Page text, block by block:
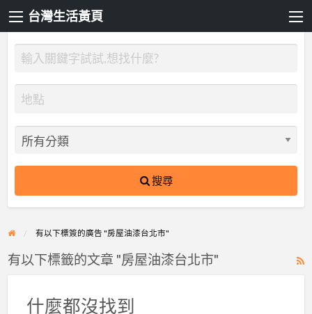
台灣生活黃頁
搜尋
有以下標簽的廣告 "房屋油漆台北市"
有以下標籤的文章 "房屋油漆台北市"
什麼都沒找到